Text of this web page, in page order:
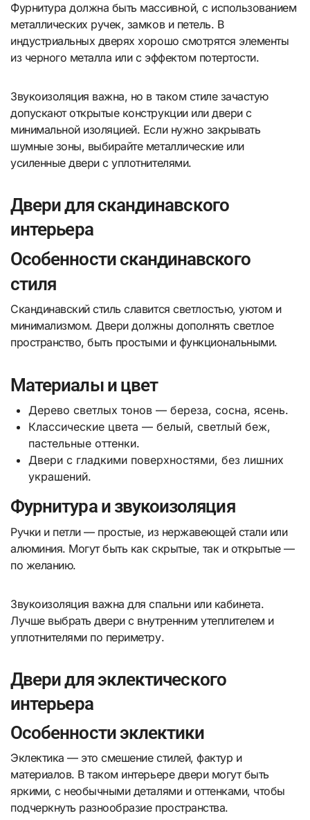
Фурнитура должна быть массивной, с использованием
металлических ручек, замков и петель. В
индустриальных дверях хорошо смотрятся элементы
из черного металла или с эффектом потертости.
Звукоизоляция важна, но в таком стиле зачастую
допускают открытые конструкции или двери с
минимальной изоляцией. Если нужно закрывать
шумные зоны, выбирайте металлические или
усиленные двери с уплотнителями.
Двери для скандинавского
интерьера
Особенности скандинавского
стиля
Скандинавский стиль славится светлостью, уютом и
минимализмом. Двери должны дополнять светлое
пространство, быть простыми и функциональными.
Материалы и цвет
Дерево светлых тонов — береза, сосна, ясень.
Классические цвета — белый, светлый беж,
пастельные оттенки.
Двери с гладкими поверхностями, без лишних
украшений.
Фурнитура и звукоизоляция
Ручки и петли — простые, из нержавеющей стали или
алюминия. Могут быть как скрытые, так и открытые —
по желанию.
Звукоизоляция важна для спальни или кабинета.
Лучше выбрать двери с внутренним утеплителем и
уплотнителями по периметру.
Двери для эклектического
интерьера
Особенности эклектики
Эклектика — это смешение стилей, фактур и
материалов. В таком интерьере двери могут быть
яркими, с необычными деталями и оттенками, чтобы
подчеркнуть разнообразие пространства.